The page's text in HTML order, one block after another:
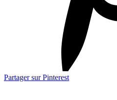
Partager sur Pinterest